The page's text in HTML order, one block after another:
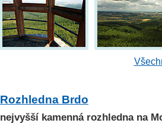
Rozhledna Brdo
nejvyšší kamenná rozhledna na